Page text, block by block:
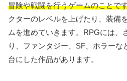
冒険や戦闘を行うゲームのことで
クターのレベルを上げたり、装備
ムを進めていきます。RPGには、
り、ファンタジー、SF、ホラー
台にした作品があります。